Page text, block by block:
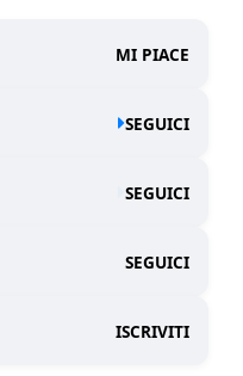
MI PIACE
SEGUICI
SEGUICI
SEGUICI
ISCRIVITI